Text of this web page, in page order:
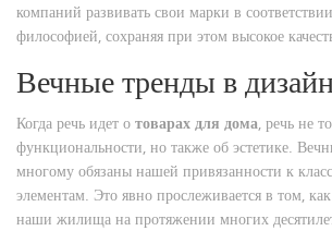
компаний развивать свои марки в
философией, сохраняя при этом высокое
Вечные тренды в
Когда речь идет о товарах для дома, речь не
функциональности, но также об эстетике.
многому обязаны нашей привязанности к
элементам. Это явно прослеживается в том,
наши жилища на протяжении многих